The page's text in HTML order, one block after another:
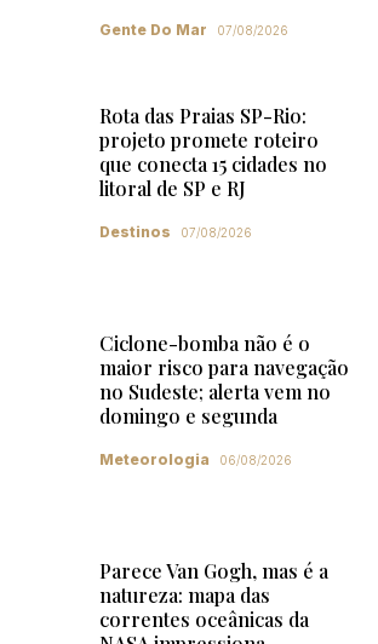
Gente Do Mar 07/08/2026
Rota das Praias SP-Rio:
projeto promete roteiro
que conecta 15 cidades no
litoral de SP e RJ
Destinos 07/08/2026
Ciclone-bomba não é o
maior risco para navegação
no Sudeste; alerta vem no
domingo e segunda
Meteorologia 06/08/2026
Parece Van Gogh, mas é a
natureza: mapa das
correntes oceânicas da